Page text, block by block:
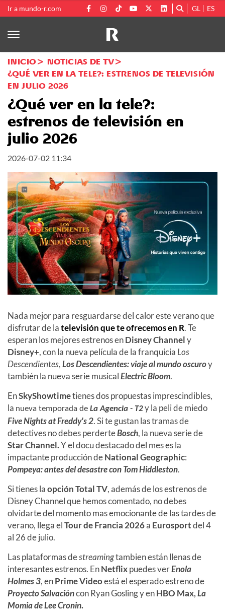
Ir a mundo-r.com GL ES
INICIO
NOTICIAS DE TV
¿QUÉ VER EN LA TELE?: ESTRENOS DE TELEVISIÓN
EN JULIO 2026
¿Qué ver en la tele?:
estrenos de televisión en
julio 2026
2026-07-02 11:34
Nada mejor para resguardarse del calor este verano que
disfrutar de latelevisión que te ofrecemos en R. Te
esperan los mejores estrenos enDisney Channely
Disney+, conla nueva película de la franquicia Los
Descendientes,Los Descendientes: viaje al mundo oscuroy
también la nueva serie musicalElectric Bloom.
EnSkyShowtimetienes dos propuestas imprescindibles,
la nueva temporada de La Agencia - T2y la peli de miedo
Five Nights at Freddy's 2. Si te gustan las tramas de
detectives no debes perderteBosch, la nueva serie de
Star Channel.Y el docu destacado del mes es la
impactante producción deNational Geographic:
Pompeya: antes del desastre con Tom Hiddleston.
Si tienes laopción Total TV, además de los estrenos de
Disney Channel que hemos comentado, no debes
olvidarte del momento mas emocionante de las tardes de
verano, llega elTour de Francia 2026a Eurosportdel 4
al 26 de julio.
Las plataformas destreamingtambien están llenas de
interesantes estrenos. EnNetflixpuedes verEnola
Holmes 3, enPrime Videoestá el esperado estreno de
Proyecto Salvacióncon Ryan Gosling y enHBO Max,La
Momia de Lee Cronin.